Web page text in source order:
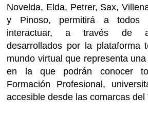
Novelda, Elda, Petrer, Sax,
y Pinoso, permitirá a todos
interactuar, a través de
desarrollados por la plataforma
mundo virtual que representa
en la que podrán conocer
Formación Profesional,
accesible desde las comarcas del